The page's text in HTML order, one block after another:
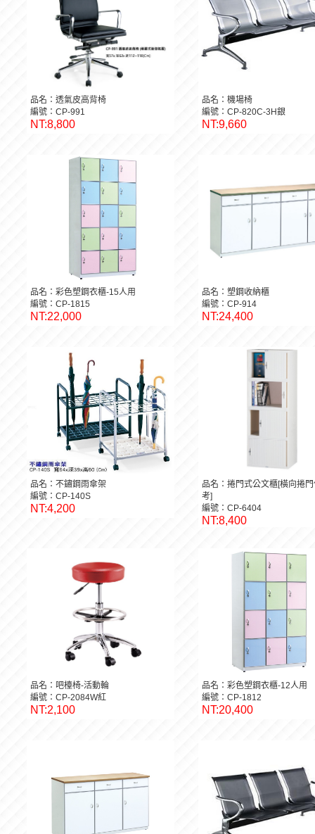
品名：透氣皮高背椅
編號：CP-991
NT:8,800
品名：機場椅
編號：CP-820C-3H銀
NT:9,660
品名：彩色塑鋼衣櫃-15人用
編號：CP-1815
NT:22,000
品名：塑鋼收納櫃
編號：CP-914
NT:24,400
品名：不鏽鋼雨傘架
編號：CP-140S
NT:4,200
品名：捲門式公文櫃[橫向捲
考]
編號：CP-6404
NT:8,400
品名：吧檯椅-活動輪
編號：CP-2084W紅
NT:2,100
品名：彩色塑鋼衣櫃-12人用
編號：CP-1812
NT:20,400